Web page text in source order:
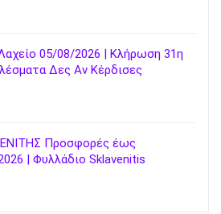
05/08/2026 | Κλήρωση 31η
Δες Αν Κέρδισες
Προσφορές έως
| Φυλλάδιο Sklavenitis